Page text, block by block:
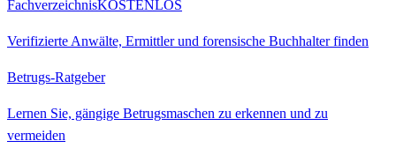
FachverzeichnisKOSTENLOS
Verifizierte Anwälte, Ermittler und forensische Buchhalter finden
Betrugs-Ratgeber
Lernen Sie, gängige Betrugsmaschen zu erkennen und zu
vermeiden